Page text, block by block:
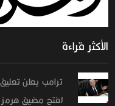
الأكثر قراءة
ترامب يعلن
لفتح مضيق هرمز